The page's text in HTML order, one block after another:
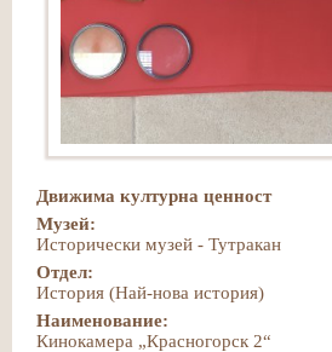
Движима културна ценност
Музей:
Исторически музей - Тутракан
Отдел:
История (Най-нова история)
Наименование:
Кинокамера „Красногорск 2“